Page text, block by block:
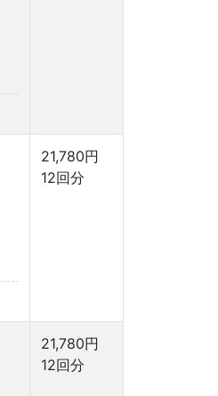
21,780円
12回分
21,780円
12回分